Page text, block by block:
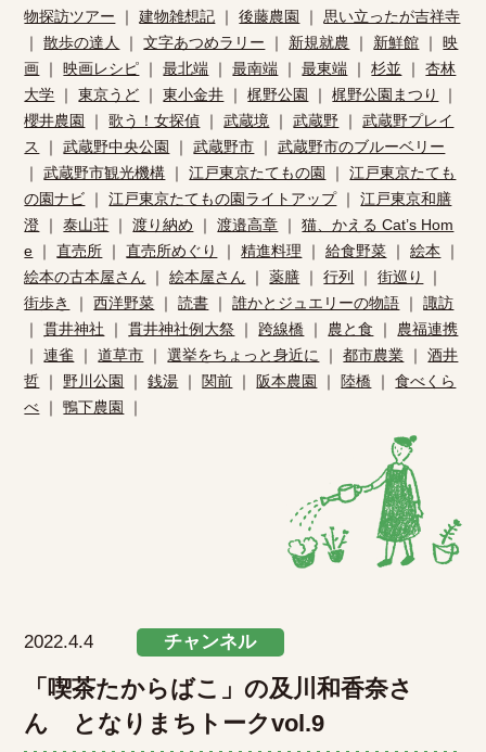
物探訪ツアー ｜建物雑想記 ｜後藤農園 ｜ 思い立ったが吉祥寺
｜散歩の達人 ｜文字あつめラリー ｜ 新規就農 ｜ 新鮮館 ｜映
画 ｜映画レシピ ｜最北端 ｜最南端 ｜最東端 ｜杉並 ｜杏林
大学 ｜東京うど ｜東小金井 ｜梶野公園 ｜梶野公園まつり
｜
櫻井農園
｜歌う！女探偵 ｜武蔵境 ｜武蔵野 ｜武蔵野プレイ
ス
｜武蔵野中央公園 ｜武蔵野市 ｜武蔵野市のブルーベリー
｜武蔵野市観光機構 ｜江戸東京たてもの園 ｜江戸東京たても
の園ナビ ｜江戸東京たてもの園ライトアップ｜江戸東京和膳
澄 ｜泰山荘 ｜渡り納め ｜渡邉高章 ｜猫、かえる Cat’s Hom
e ｜直売所 ｜直売所めぐり ｜精進料理 ｜給食野菜 ｜絵本 ｜
絵本の古本屋さん ｜絵本屋さん ｜薬膳 ｜行列 ｜街巡り
｜
街歩き
｜西洋野菜 ｜読書 ｜誰かとジュエリーの物語 ｜諏訪
｜貫井神社 ｜貫井神社例大祭 ｜跨線橋 ｜ 農と食 ｜ 農福連携
｜連雀 ｜道草市 ｜選挙をちょっと身近に ｜都市農業 ｜酒井
哲 ｜ 野川公園 ｜銭湯 ｜ 関前 ｜ 阪本農園 ｜ 陸橋 ｜食べくら
べ ｜鴨下農園 ｜
2022.4.4 チャンネル
「喫茶たからばこ」の及川和香奈さ
ん となりまちトークvol.9